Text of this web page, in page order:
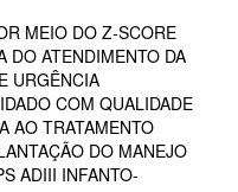
MEIO DO Z-SCORE
DO ATENDIMENTO DA
URGÊNCIA
COM QUALIDADE
AO TRATAMENTO
DO MANEJO
ADIII INFANTO-